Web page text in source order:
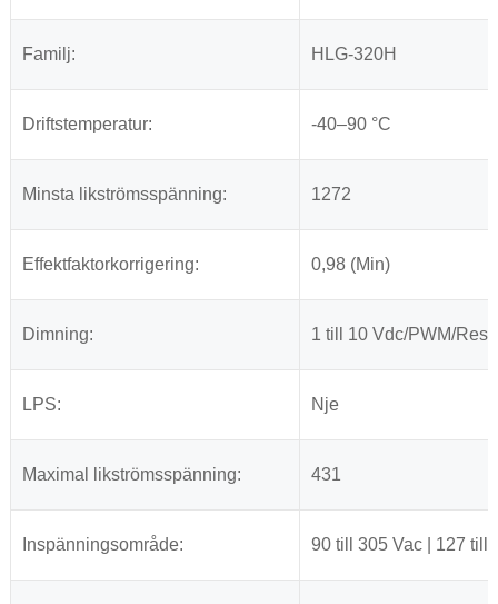
Familj: HLG-320H
Driftstemperatur: -40–90 °C
Minsta likströmsspänning: 1272
Effektfaktorkorrigering: 0,98 (Min)
Dimning: 1 till 10 Vdc/PWM/
LPS: Nje
Maximal likströmsspänning: 431
Inspänningsområde: 90 till 305 Vac | 127 till